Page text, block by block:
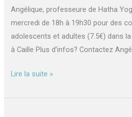
Angélique, professeure de Hatha
mercredi de 18h à 19h30 pour des
adolescents et adultes (7.5€) dans
à Caille Plus d’infos? Contactez
19h30
Lire la suite »